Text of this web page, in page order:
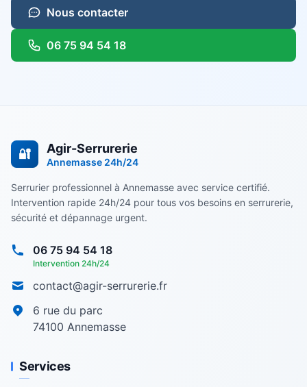
Nous contacter
06 75 94 54 18
🔐 Agir-Serrurerie
Annemasse 24h/24
Serrurier professionnel à Annemasse avec service certifié.
Intervention rapide 24h/24 pour tous vos besoins en serrurerie,
sécurité et dépannage urgent.
06 75 94 54 18
Intervention 24h/24
contact@agir-serrurerie.fr
6 rue du parc
74100 Annemasse
Services